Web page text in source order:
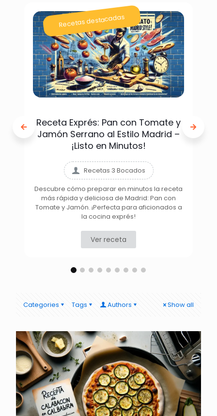
Recetas destacadas
Receta Exprés: Pan con Tomate y
Jamón Serrano al Estilo Madrid –
¡Listo en Minutos!
Recetas 3 Bocados
Descubre cómo preparar en minutos la receta
más rápida y deliciosa de Madrid: Pan con
Tomate y Jamón. ¡Perfecta para aficionados a
la cocina exprés!
Ver receta
Categories Tags Authors Show all